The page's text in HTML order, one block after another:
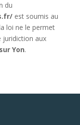
du
est soumis au
loi ne le permet
juridiction aux
Yon.